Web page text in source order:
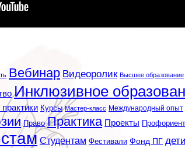
Вебинар Видеоролик Высшее образование
Инклюзивное
Курсы Мастер-класс Международный опыт
Право Практика Проекты
Студентам Фестивали Фонд ПГ